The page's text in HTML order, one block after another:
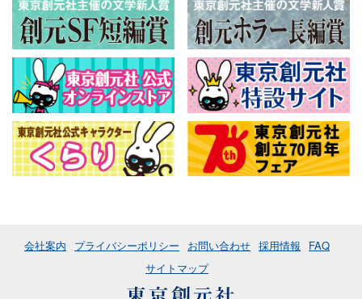
会社案内 プライバシーポリシー お問い合わせ 採用情報
FAQ
サイトマップ